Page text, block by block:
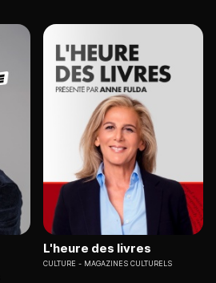
L'heure des livres
CULTURE MAGAZINES CULTURELS